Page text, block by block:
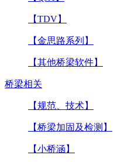
【TDV】
【金思路系列】
【其他桥梁软件】
桥梁相关
【规范、技术】
【桥梁加固及检测】
【小桥涵】